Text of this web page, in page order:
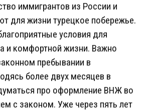
иммигрантов из России и
для жизни турецкое побережье.
условия для
и комфортной жизни. Важно
пребывании в
более двух месяцев в
про оформление ВНЖ во
с законом. Уже через пять лет